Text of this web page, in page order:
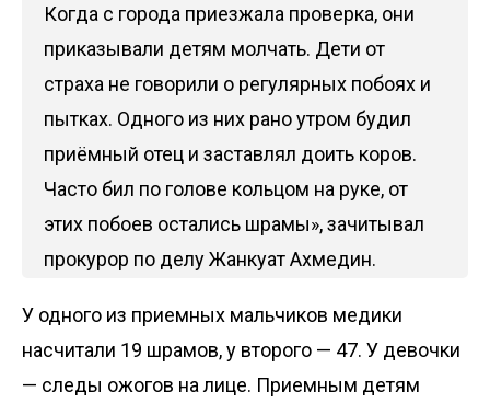
Когда с города приезжала проверка, они
приказывали детям молчать. Дети от
страха не говорили о регулярных побоях и
пытках. Одного из них рано утром будил
приёмный отец и заставлял доить коров.
Часто бил по голове кольцом на руке, от
этих побоев остались шрамы», зачитывал
прокурор по делу Жанкуат Ахмедин.
У одного из приемных мальчиков медики
насчитали 19 шрамов, у второго — 47. У девочки
— следы ожогов на лице. Приемным детям